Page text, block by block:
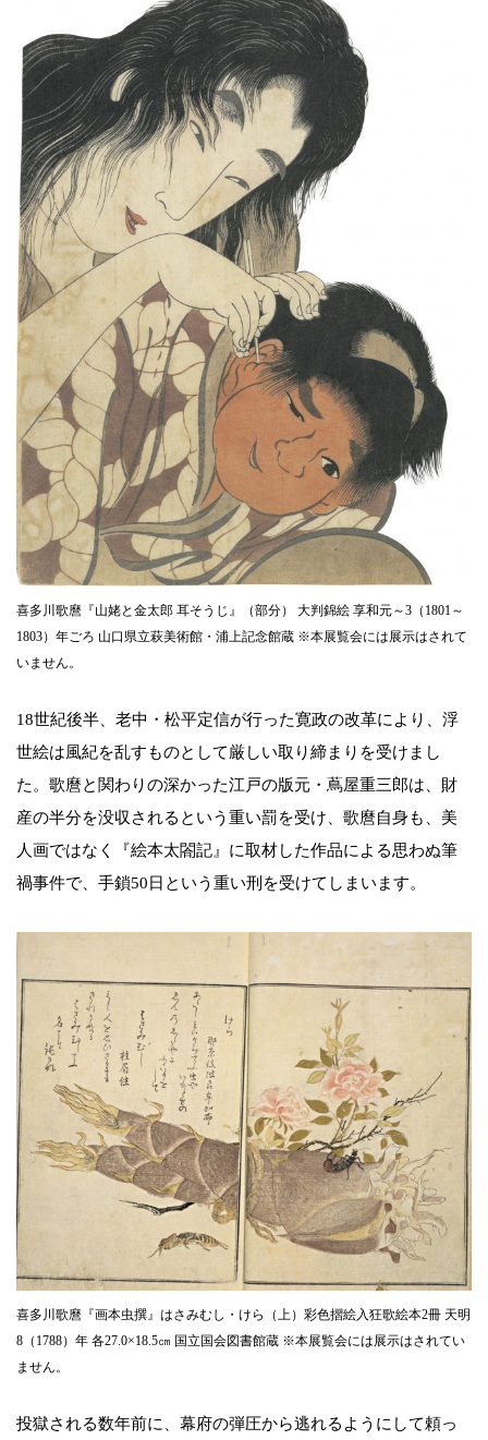
喜多川歌麿『山姥と金太郎 耳そうじ』（部分） 大判錦絵 享和元～3（1801～
1803）年ごろ 山口県立萩美術館・浦上記念館蔵 ※本展覧会には展示はされて
いません。
18世紀後半、老中・松平定信が行った寛政の改革により、浮
世絵は風紀を乱すものとして厳しい取り締まりを受けまし
た。歌麿と関わりの深かった江戸の版元・蔦屋重三郎は、財
産の半分を没収されるという重い罰を受け、歌麿自身も、美
人画ではなく『絵本太閤記』に取材した作品による思わぬ筆
禍事件で、手鎖50日という重い刑を受けてしまいます。
喜多川歌麿『画本虫撰』はさみむし・けら（上）彩色摺絵入狂歌絵本2冊 天明
8（1788）年 各27.0×18.5㎝ 国立国会図書館蔵 ※本展覧会には展示はされてい
ません。
投獄される数年前に、幕府の弾圧から逃れるようにして頼っ